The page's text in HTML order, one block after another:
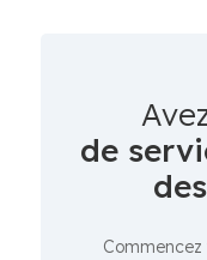
de
Commencez